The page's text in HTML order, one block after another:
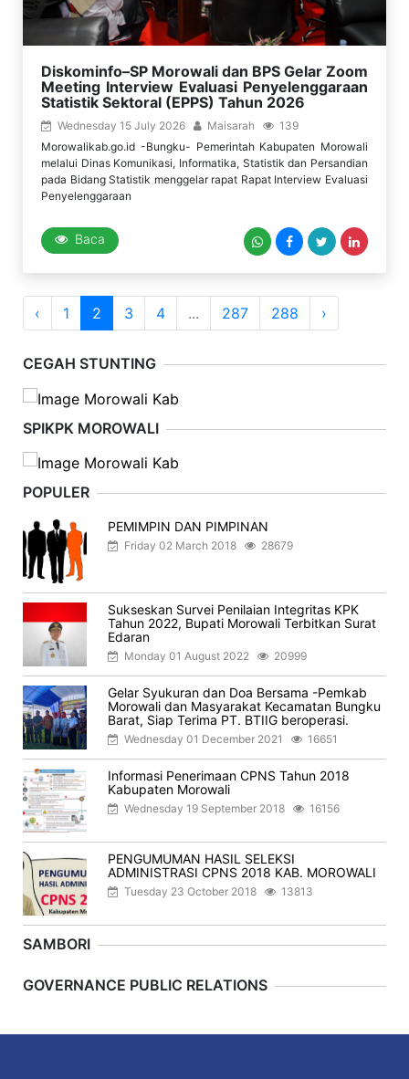
Diskominfo–SP Morowali dan BPS Gelar Zoom
Meeting Interview Evaluasi Penyelenggaraan
Statistik Sektoral (EPPS) Tahun 2026
Wednesday 15 July 2026 Maisarah
139
Morowalikab.go.id -Bungku- Pemerintah Kabupaten Morowali
melalui Dinas Komunikasi, Informatika, Statistik dan Persandian
pada Bidang Statistik menggelar rapat Rapat Interview Evaluasi
Penyelenggaraan
Baca
‹ 1 2 3 4 ... 287 288 ›
CEGAH STUNTING
SPIKPK MOROWALI
POPULER
PEMIMPIN DAN PIMPINAN
Friday 02 March 2018 28679
Sukseskan Survei Penilaian Integritas KPK
Tahun 2022, Bupati Morowali Terbitkan Surat
Edaran
Monday 01 August 2022 20999
Gelar Syukuran dan Doa Bersama -Pemkab
Morowali dan Masyarakat Kecamatan Bungku
Barat, Siap Terima PT. BTIIG beroperasi.
Wednesday 01 December 2021 16651
Informasi Penerimaan CPNS Tahun 2018
Kabupaten Morowali
Wednesday 19 September 2018 16156
PENGUMUMAN HASIL SELEKSI
ADMINISTRASI CPNS 2018 KAB. MOROWALI
Tuesday 23 October 2018 13813
SAMBORI
Previous
GOVERNANCE PUBLIC RELATIONS